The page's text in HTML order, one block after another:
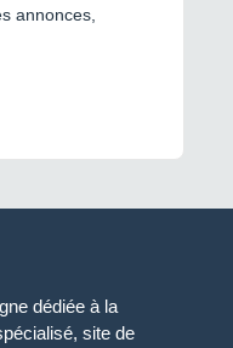
annonces,
dédiée à la
site de